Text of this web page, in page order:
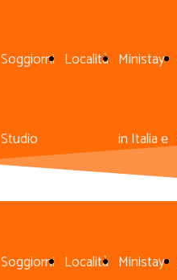
Soggiorni
Studio
Località Ministay
in Italia e
Soggiorni Località Ministay